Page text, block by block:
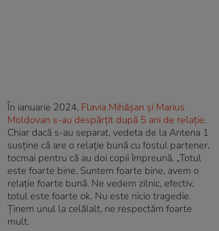
În ianuarie 2024, Flavia Mihășan și Marius
Moldovan s-au despărțit după 5 ani de relație.
Chiar dacă s-au separat, vedeta de la Antena 1
susține că are o relație bună cu fostul partener,
tocmai pentru că au doi copii împreună. „Totul
este foarte bine. Suntem foarte bine, avem o
relație foarte bună. Ne vedem zilnic, efectiv,
totul este foarte ok. Nu este nicio tragedie.
Ținem unul la celălalt, ne respectăm foarte
mult.